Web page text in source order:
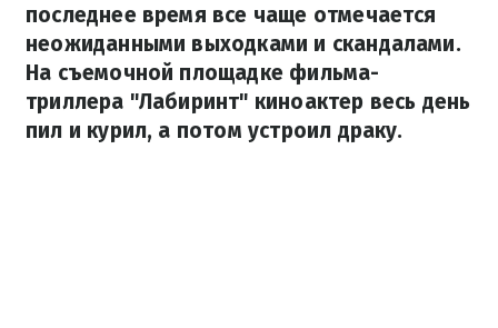
последнее время все чаще отмечается
неожиданными выходками и скандалами.
На съемочной площадке фильма-
триллера "Лабиринт" киноактер весь день
пил и курил, а потом устроил драку.